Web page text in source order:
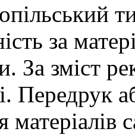
за
За зміст
Передрук
матеріалів